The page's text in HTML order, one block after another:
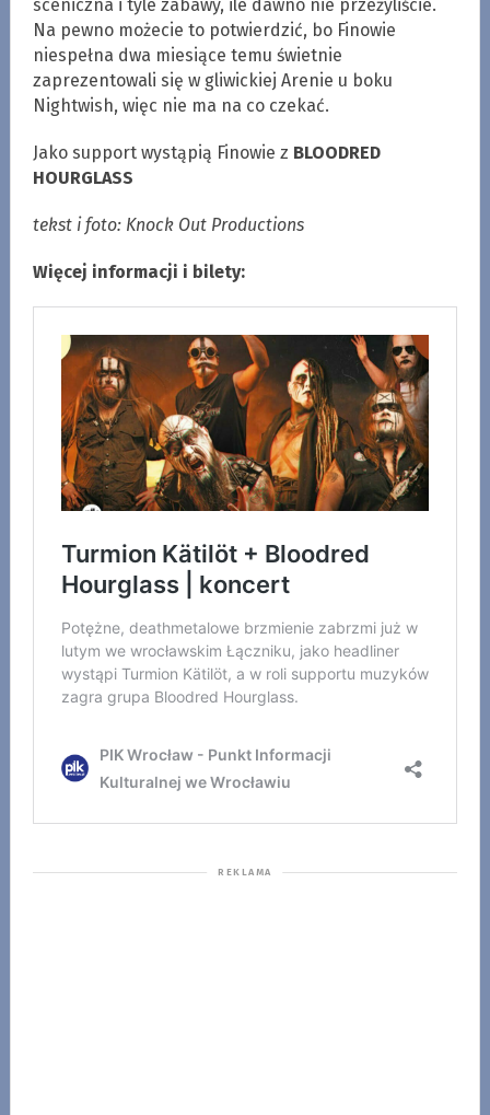
sceniczna i tyle zabawy, ile dawno nie przeżyliście.
Na pewno możecie to potwierdzić, bo Finowie
niespełna dwa miesiące temu świetnie
zaprezentowali się w gliwickiej Arenie u boku
Nightwish, więc nie ma na co czekać.
Jako support wystąpią Finowie z BLOODRED
HOURGLASS
tekst i foto: Knock Out Productions
Więcej informacji i bilety: